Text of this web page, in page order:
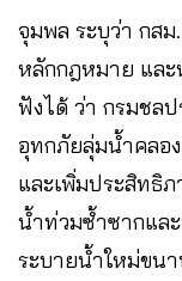
จุมพล ระบุว่า กส
หลักกฎหมาย แล
ฟังได้ ว่า กรมชล
อุทกภัยลุ่มน้ำคลอ
และเพิ่มประสิทธิ
น้ำท่วมซ้ำซากแล
ระบายน้ำใหม่ขน